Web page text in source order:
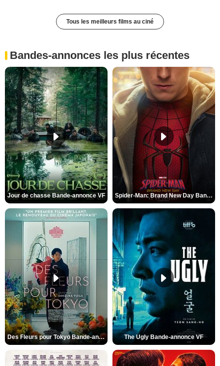
Tous les meilleurs films au ciné
Bandes-annonces les plus récentes
Jour de chasse Bande-annonce VF Spider-Man: Brand New Day Bande-annonce (3) VO STFR
Des Fleurs pour Tokyo Bande-annonce VO STFR The Ugly Bande-annonce VF